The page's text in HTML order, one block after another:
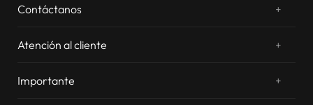
Contáctanos +
Atención al cliente
+
Cambios y devoluciones
Importante
+